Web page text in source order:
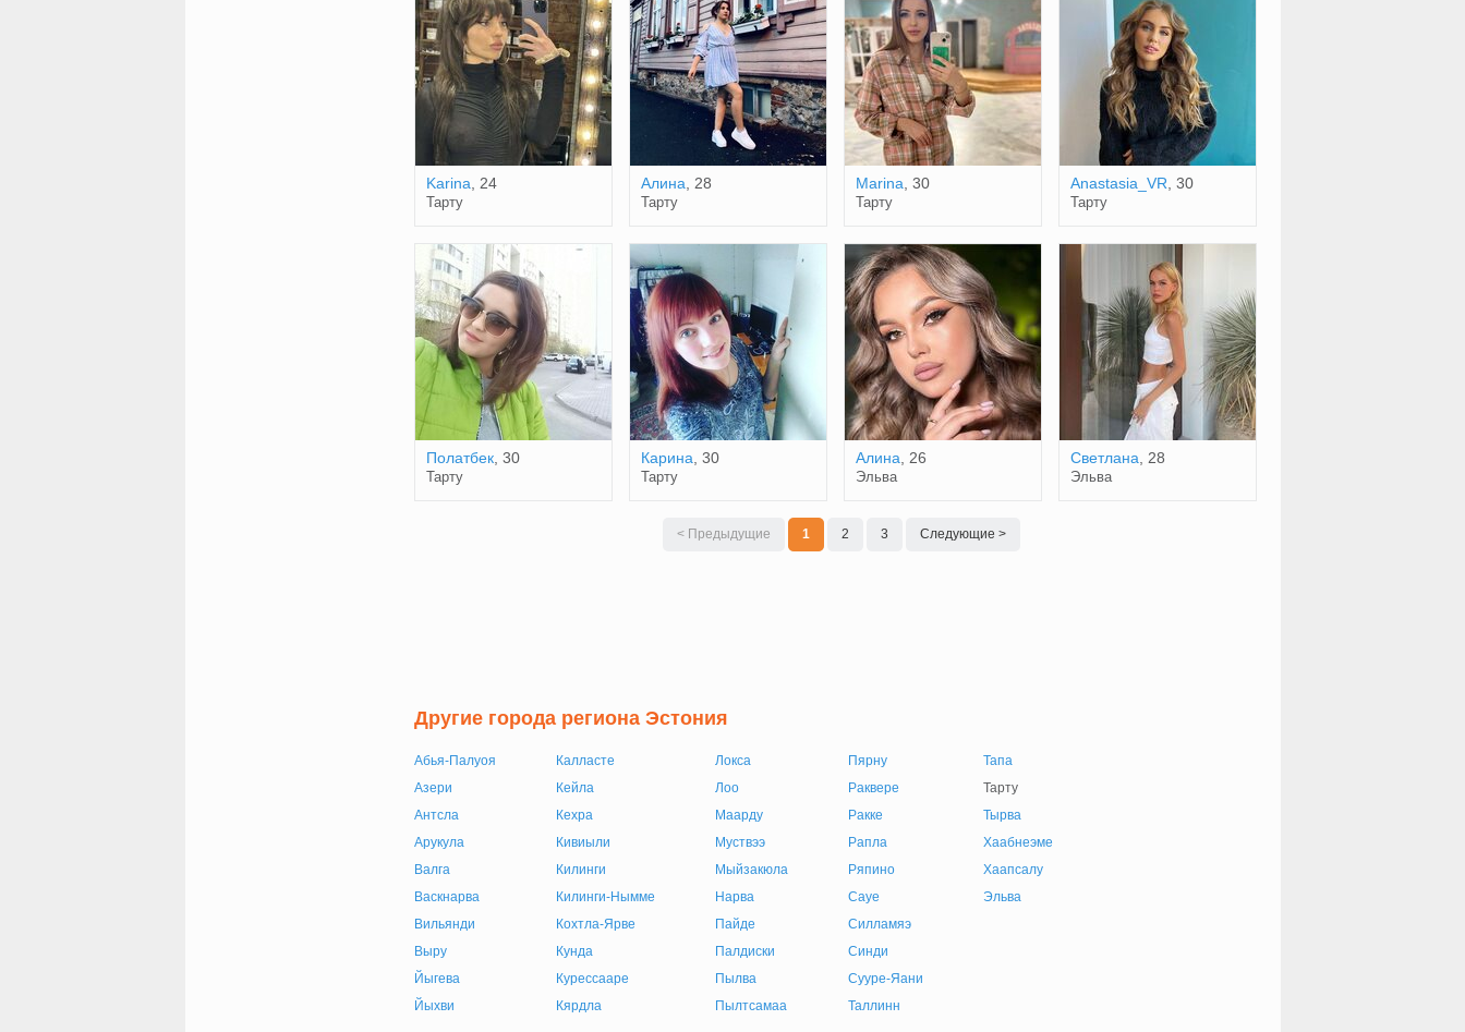
Karina , 24
Тарту
Алина , 28
Тарту
Marina , 30
Тарту
Anastasia_VR , 30
Тарту
Полатбек, 30
Тарту
Карина , 30
Тарту
Алина , 26
Эльва
Светлана , 28
Эльва
< Предыдущие 1 2 3 Следующие >
Другие города региона Эстония
Абья-Палуоя
Азери
Антсла
Арукула
Валга
Васкнарва
Вильянди
Выру
Йыгева
Йыхви
Калласте
Кейла
Кехра
Кивиыли
Килинги
Килинги-Нымме
Кохтла-Ярве
Кунда
Курессааре
Кярдла
Локса
Лоо
Маарду
Муствээ
Мыйзакюла
Нарва
Пайде
Палдиски
Пылва
Пылтсамаа
Пярну
Раквере
Ракке
Рапла
Ряпино
Сауе
Силламяэ
Синди
Сууре-Яани
Таллинн
Тапа
Тарту
Тырва
Хаабнеэме
Хаапсалу
Эльва